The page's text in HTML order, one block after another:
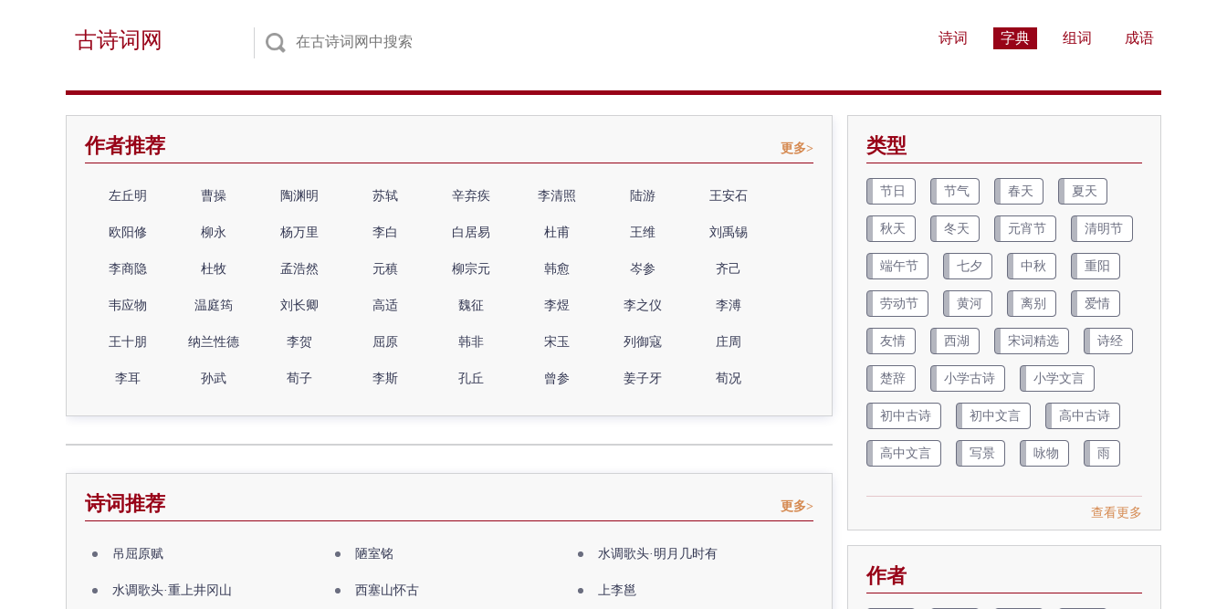
古诗词网 诗词 字典 组词 成语
作者推荐 更多>
左丘明 曹操 陶渊明 苏轼 辛弃疾 李清照 陆游 王安石
欧阳修 柳永 杨万里 李白 白居易 杜甫 王维 刘禹锡
李商隐 杜牧 孟浩然 元稹 柳宗元 韩愈 岑参 齐己
韦应物 温庭筠 刘长卿 高适 魏征 李煜 李之仪 李溥
王十朋 纳兰性德 李贺 屈原 韩非 宋玉 列御寇 庄周
李耳 孙武 荀子 李斯 孔丘 曾参 姜子牙 荀况
诗词推荐 更多>
吊屈原赋 陋室铭 水调歌头·明月几时有
水调歌头·重上井冈山 西塞山怀古 上李邕
类型
节日 节气 春天 夏天
秋天 冬天 元宵节 清明节
端午节 七夕 中秋 重阳
劳动节 黄河 离别 爱情
友情 西湖 宋词精选 诗经
楚辞 小学古诗 小学文言
初中古诗 初中文言 高中古诗
高中文言 写景 咏物 雨
查看更多
作者